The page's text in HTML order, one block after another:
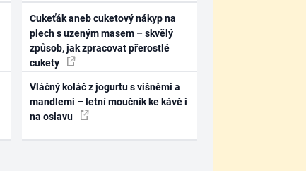
Cukeťák aneb cuketový nákyp na
plech s uzeným masem – skvělý
způsob, jak zpracovat přerostlé
cukety
Vláčný koláč z jogurtu s višněmi a
mandlemi – letní moučník ke kávě i
na oslavu